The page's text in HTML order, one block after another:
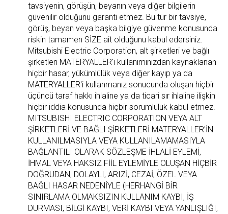
tavsiyenin, görüşün, beyanın veya diğer bilgilerin
güvenilir olduğunu garanti etmez. Bu tür bir tavsiye,
görüş, beyan veya başka bilgiye güvenme konusunda
riskin tamamen SİZE ait olduğunu kabul edersiniz.
Mitsubishi Electric Corporation, alt şirketleri ve bağlı
şirketleri MATERYALLER'i kullanımınızdan kaynaklanan
hiçbir hasar, yükümlülük veya diğer kayıp ya da
MATERYALLER'i kullanmanız sonucunda oluşan hiçbir
üçüncü taraf hakkı ihlaline ya da ticari sır ihlaline ilişkin
hiçbir iddia konusunda hiçbir sorumluluk kabul etmez.
MITSUBISHI ELECTRIC CORPORATION VEYA ALT
ŞİRKETLERİ VE BAĞLI ŞİRKETLERİ MATERYALLER'İN
KULLANILMASIYLA VEYA KULLANILAMAMASIYLA
BAĞLANTILI OLARAK SÖZLEŞME İHLALİ EYLEMİ,
İHMAL VEYA HAKSIZ FİİL EYLEMİYLE OLUŞAN HİÇBİR
DOĞRUDAN, DOLAYLI, ARIZİ, CEZAİ, ÖZEL VEYA
BAĞLI HASAR NEDENİYLE (HERHANGİ BİR
SINIRLAMA OLMAKSIZIN KULLANIM KAYBI, İŞ
DURMASI, BİLGİ KAYBI, VERİ KAYBI VEYA YANLIŞLIĞI,